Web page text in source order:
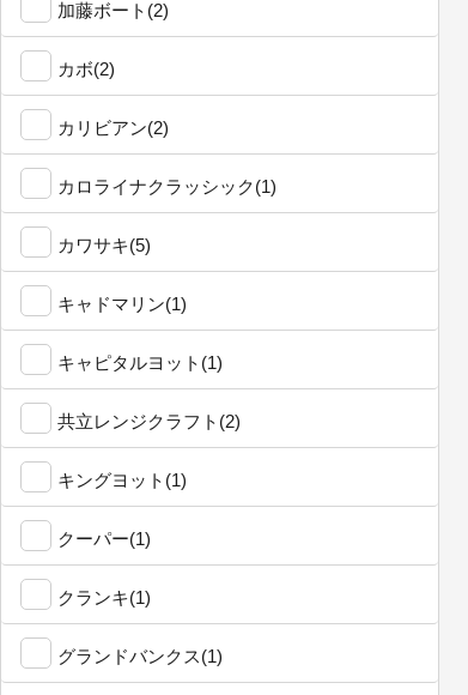
加藤ボート(2)
カボ(2)
カリビアン(2)
カロライナクラッシック(1)
カワサキ(5)
キャドマリン(1)
キャピタルヨット(1)
共立レンジクラフト(2)
キングヨット(1)
クーパー(1)
クランキ(1)
グランドバンクス(1)